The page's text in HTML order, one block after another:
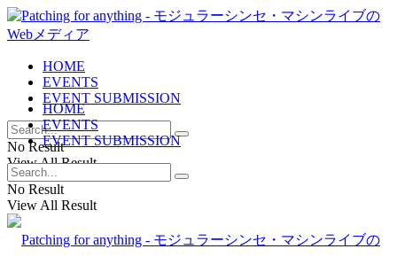
HOME
EVENTS
EVENT SUBMISSION
No Result
View All Result
HOME
EVENTS
EVENT SUBMISSION
No Result
View All Result